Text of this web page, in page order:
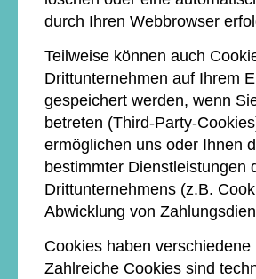
durch Ihren Webbrowser
Teilweise können auch
Drittunternehmen auf Ihrem
gespeichert werden, wenn
betreten (Third-Party-
ermöglichen uns oder Ihnen
bestimmter Dienstleistungen
Drittunternehmens (z.B.
Abwicklung von
Cookies haben verschiedene
Zahlreiche Cookies sind